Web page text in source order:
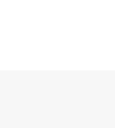
ใช้ในการปลูกหญ้าอาหารช้างเ